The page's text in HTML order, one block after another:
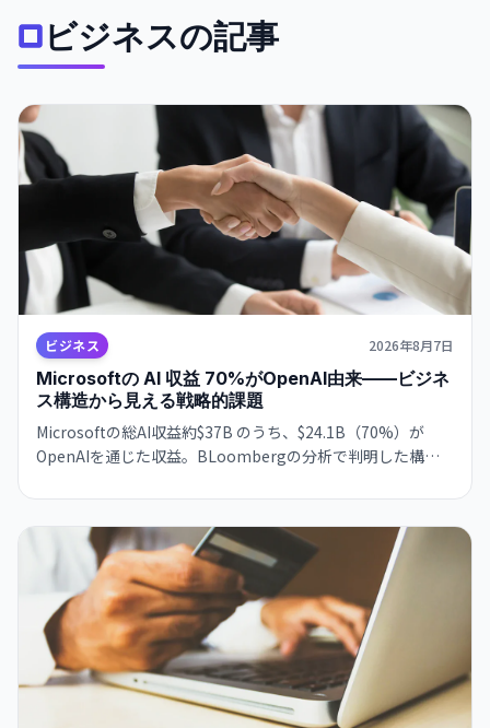
ビジネスの記事
ビジネス 2026年8月7日
Microsoftの AI 収益 70%がOpenAI由来——ビジネ
ス構造から見える戦略的課題
Microsoftの総AI収益約$37B のうち、$24.1B（70%）が
OpenAIを通じた収益。BLoombergの分析で判明した構図
築の急務を浮き彫りにします。